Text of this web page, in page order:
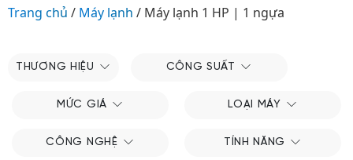
Trang chủ / Máy lạnh / Máy lạnh 1 HP | 1 ngựa
THƯƠNG HIỆU CÔNG SUẤT
MỨC GIÁ LOẠI MÁY
CÔNG NGHỆ TÍNH NĂNG